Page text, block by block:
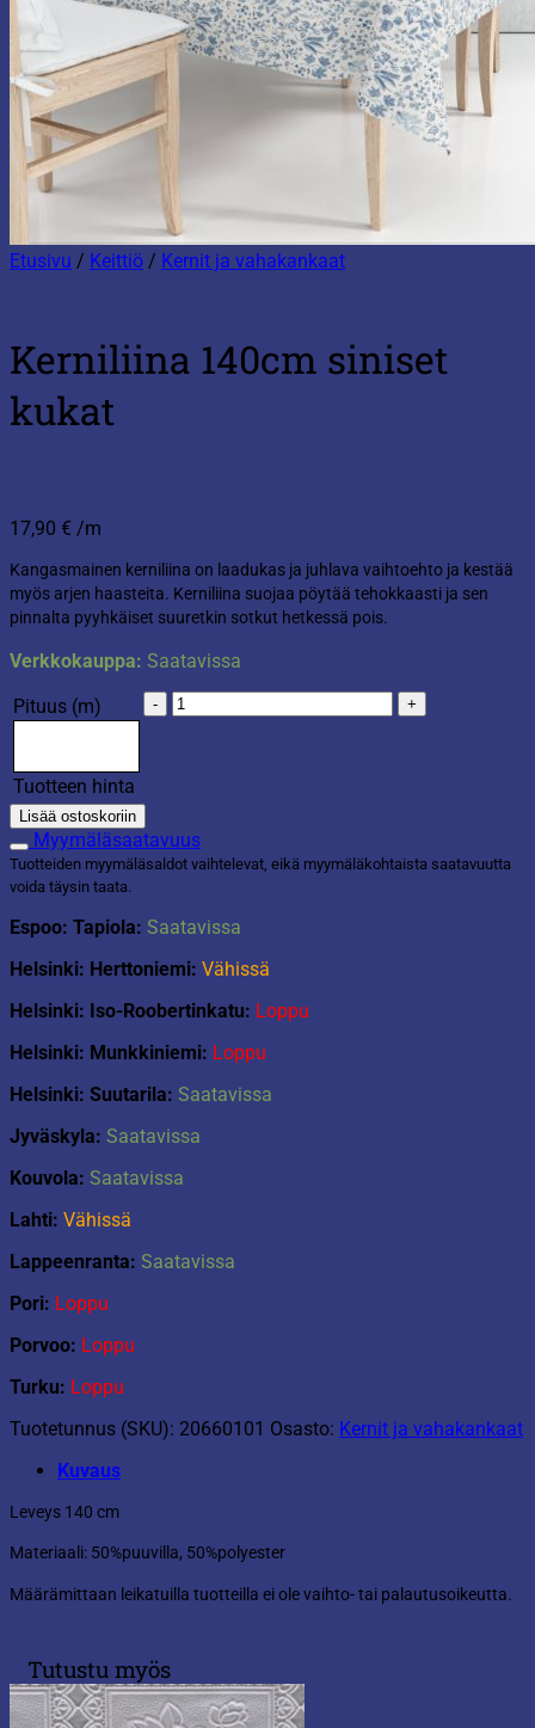
Etusivu / Keittiö / Kernit ja vahakankaat
Kerniliina 140cm siniset
kukat
17,90 € /m
Kangasmainen kerniliina on laadukas ja juhlava vaihtoehto ja kestää
myös arjen haasteita. Kerniliina suojaa pöytää tehokkaasti ja sen
pinnalta pyyhkäiset suuretkin sotkut hetkessä pois.
Verkkokauppa: Saatavissa
Pituus (m)
Tuotteen hinta
Kerniliina
140cm
Lisää ostoskoriin
Myymäläsaatavuus
Tuotteiden myymäläsaldot vaihtelevat, eikä myymäläkohtaista saatavuutta
voida täysin taata.
Espoo: Tapiola: Saatavissa
Helsinki: Herttoniemi: Vähissä
Helsinki: Iso-Roobertinkatu: Loppu
Helsinki: Munkkiniemi: Loppu
Helsinki: Suutarila: Saatavissa
Jyväskyla: Saatavissa
Kouvola: Saatavissa
Lahti: Vähissä
Lappeenranta: Saatavissa
Pori: Loppu
Porvoo: Loppu
Turku: Loppu
Tuotetunnus (SKU): 20660101 Osasto: Kernit ja vahakankaat
Kuvaus
Leveys 140 cm
Materiaali: 50%puuvilla, 50%polyester
Määrämittaan leikatuilla tuotteilla ei ole vaihto- tai palautusoikeutta.
Tutustu myös